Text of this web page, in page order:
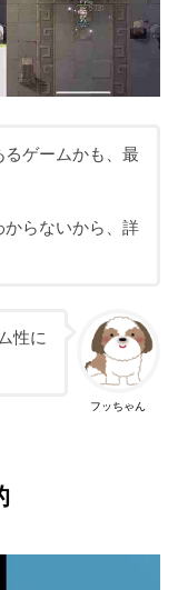
ゲームかも、最
からないから、詳
フッちゃん
性に